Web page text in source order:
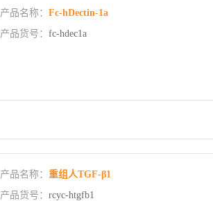
产品名称： Fc-hDectin-1a
产品货号： fc-hdec1a
产品名称： 重组人TGF-β1
产品货号： rcyc-htgfb1